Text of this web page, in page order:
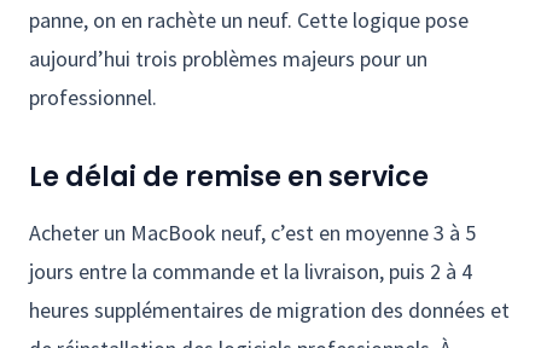
panne, on en rachète un neuf. Cette logique pose
aujourd’hui trois problèmes majeurs pour un
professionnel.
Le délai de remise en service
Acheter un MacBook neuf, c’est en moyenne 3 à 5
jours entre la commande et la livraison, puis 2 à 4
heures supplémentaires de migration des données et